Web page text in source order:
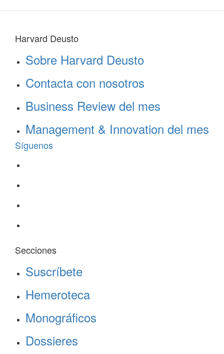
Harvard Deusto
Sobre Harvard Deusto
Contacta con nosotros
Business Review del mes
Management & Innovation del mes
Síguenos
Secciones
Suscríbete
Hemeroteca
Monográficos
Dossieres